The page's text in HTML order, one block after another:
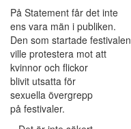
På Statement får det inte
ens vara män i publiken.
Den som startade festivalen
ville protestera mot att
kvinnor och flickor
blivit utsatta för
sexuella övergrepp
på festivaler.